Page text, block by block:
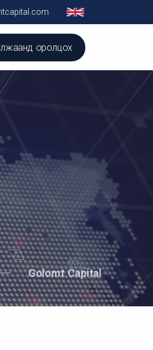
оролцох
Golomt Capital